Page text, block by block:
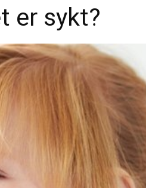
er sykt?